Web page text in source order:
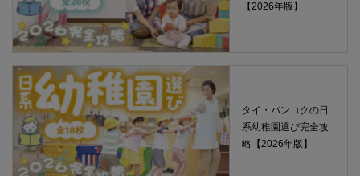
【2026年版】
タイ・バンコクの日
系幼稚園選び完全攻
略【2026年版】